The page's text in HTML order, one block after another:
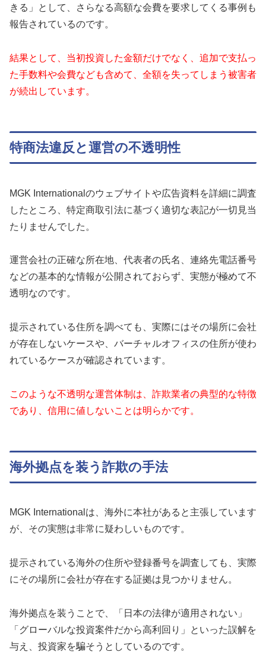
きる」として、さらなる高額な会費を要求してくる事例も
報告されているのです。
結果として、当初投資した金額だけでなく、追加で支払っ
た手数料や会費なども含めて、全額を失ってしまう被害者
が続出しています。
特商法違反と運営の不透明性
MGK Internationalのウェブサイトや広告資料を詳細に調査
したところ、特定商取引法に基づく適切な表記が一切見当
たりませんでした。
運営会社の正確な所在地、代表者の氏名、連絡先電話番号
などの基本的な情報が公開されておらず、実態が極めて不
透明なのです。
提示されている住所を調べても、実際にはその場所に会社
が存在しないケースや、バーチャルオフィスの住所が使わ
れているケースが確認されています。
このような不透明な運営体制は、詐欺業者の典型的な特徴
であり、信用に値しないことは明らかです。
海外拠点を装う詐欺の手法
MGK Internationalは、海外に本社があると主張しています
が、その実態は非常に疑わしいものです。
提示されている海外の住所や登録番号を調査しても、実際
にその場所に会社が存在する証拠は見つかりません。
海外拠点を装うことで、「日本の法律が適用されない」
「グローバルな投資案件だから高利回り」といった誤解を
与え、投資家を騙そうとしているのです。